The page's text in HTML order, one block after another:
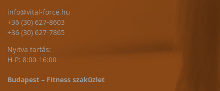
info@vital-force.hu
+36 (30) 627-8603
+36 (30) 627-7865
Nyitva tartás:
H-P: 8:00-16:00
Budapest – Fitness szaküzlet